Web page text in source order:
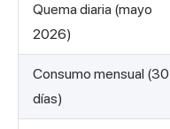
Quema diaria (mayo
2026)
Consumo mensual (30
días)